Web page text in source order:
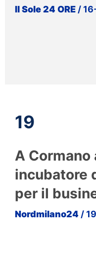
Il Sole 24 ORE /
19
A Cormano
incubatore
per il
Nordmilano24 /